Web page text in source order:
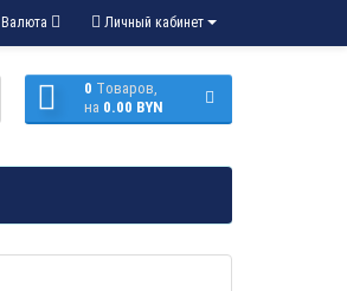
Личный кабинет
Валюта
0 Tоваров,
на 0.00 BYN